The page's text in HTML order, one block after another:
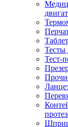
Тесты
Тест-